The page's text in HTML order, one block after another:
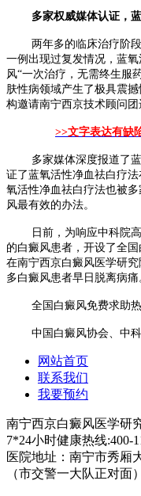
多家权威媒体认证，
两年多的临床治疗阶
一例出现过复发情况，蓝
风“一次治疗，无需终生服
肤性病领域产生了极具震
构邀请南宁西京技术顾问团
>>文字表达有缺
多家媒体深度报道了
证了蓝氧活性净血祛白疗
氧活性净血祛白疗法也被
风最有效的办法。
日前，为响应中科院
的白癜风患者，开设了全
在南宁西京白癜风医学研
多白癜风患者早日脱离病痛
全国白癜风免费求助
中国白癜风协会、中
网站首页
联系我们
我要预约
南宁西京白癜风医学研
7*24小时健康热线:400-
医院地址：南宁市秀厢
（市交警一大队正对面）